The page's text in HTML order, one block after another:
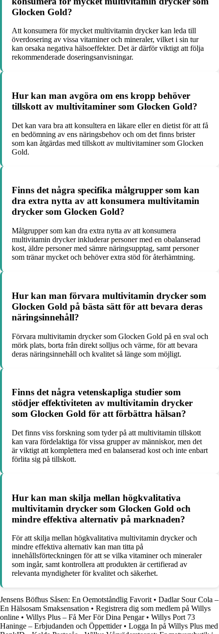
Glocken Gold?
Att konsumera för mycket multivitamin drycker kan leda till
överdosering av vissa vitaminer och mineraler, vilket i sin tur
kan orsaka negativa hälsoeffekter. Det är därför viktigt att följa
rekommenderade doseringsanvisningar.
Hur kan man avgöra om ens kropp behöver
tillskott av multivitaminer som Glocken Gold?
Det kan vara bra att konsultera en läkare eller en dietist för att få
en bedömning av ens näringsbehov och om det finns brister
som kan åtgärdas med tillskott av multivitaminer som Glocken
Gold.
Finns det några specifika målgrupper som kan
dra extra nytta av att konsumera multivitamin
drycker som Glocken Gold?
Målgrupper som kan dra extra nytta av att konsumera
multivitamin drycker inkluderar personer med en obalanserad
kost, äldre personer med sämre näringsupptag, samt personer
som tränar mycket och behöver extra stöd för återhämtning.
Hur kan man förvara multivitamin drycker som
Glocken Gold på bästa sätt för att bevara deras
näringsinnehåll?
Förvara multivitamin drycker som Glocken Gold på en sval och
mörk plats, borta från direkt solljus och värme, för att bevara
deras näringsinnehåll och kvalitet så länge som möjligt.
Finns det några vetenskapliga studier som
stödjer effektiviteten av multivitamin drycker
som Glocken Gold för att förbättra hälsan?
Det finns viss forskning som tyder på att multivitamin tillskott
kan vara fördelaktiga för vissa grupper av människor, men det
är viktigt att komplettera med en balanserad kost och inte enbart
förlita sig på tillskott.
Hur kan man skilja mellan högkvalitativa
multivitamin drycker som Glocken Gold och
mindre effektiva alternativ på marknaden?
För att skilja mellan högkvalitativa multivitamin drycker och
mindre effektiva alternativ kan man titta på
innehållsförteckningen för att se vilka vitaminer och mineraler
som ingår, samt kontrollera att produkten är certifierad av
relevanta myndigheter för kvalitet och säkerhet.
Jensens Böfhus Såsen: En Oemotståndlig Favorit• Dadlar Sour Cola –
En Hälsosam Smaksensation • Registrera dig som medlem på Willys
online • Willys Plus – Få Mer För Dina Pengar• Willys Port 73
Haninge – Erbjudanden och Öppettider• Logga In på Willys Plus med